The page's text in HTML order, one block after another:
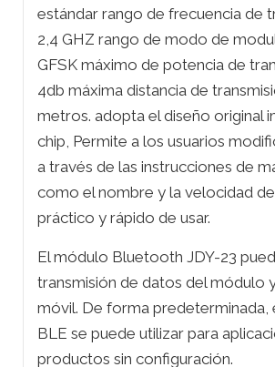
estándar rango de frecuencia de
2,4 GHZ rango de modo de
GFSK máximo de potencia de
4db máxima distancia de
metros. adopta el diseño original
chip, Permite a los usuarios
a través de las instrucciones de
como el nombre y la velocidad
práctico y rápido de usar.
El módulo Bluetooth JDY-23
transmisión de datos del módulo
móvil. De forma predeterminada,
BLE se puede utilizar para
productos sin configuración.